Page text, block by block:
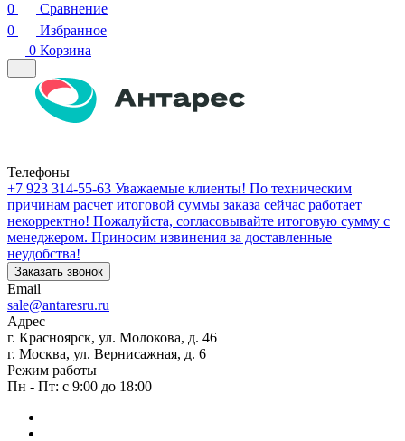
0
Сравнение
0
Избранное
0 Корзина
Телефоны
+7 923 314-55-63 Уважаемые клиенты! По техническим
причинам расчет итоговой суммы заказа сейчас работает
некорректно! Пожалуйста, согласовывайте итоговую сумму с
менеджером. Приносим извинения за доставленные
неудобства!
Заказать звонок
Email
sale@antaresru.ru
Адрес
г. Красноярск, ул. Молокова, д. 46
г. Москва, ул. Вернисажная, д. 6
Режим работы
Пн - Пт: с 9:00 до 18:00